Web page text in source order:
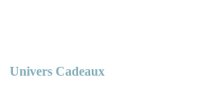
Univers Cadeaux